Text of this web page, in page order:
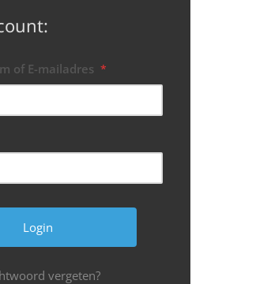
of E-mailadres *
vergeten?